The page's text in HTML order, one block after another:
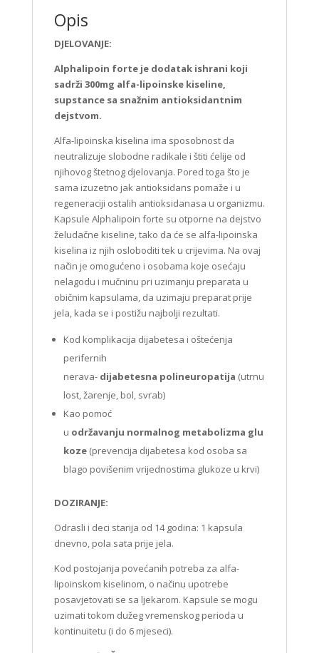
Opis
DJELOVANJE:
Alphalipoin forte je dodatak ishrani koji
sadrži 300mg alfa-lipoinske kiseline,
supstance sa snažnim antioksidantnim
dejstvom.
Alfa-lipoinska kiselina ima sposobnost da
neutralizuje slobodne radikale i štiti ćelije od
njihovog štetnog djelovanja. Pored toga što je
sama izuzetno jak antioksidans pomaže i u
regeneraciji ostalih antioksidanasa u organizmu.
Kapsule Alphalipoin forte su otporne na dejstvo
želudačne kiseline, tako da će se alfa-lipoinska
kiselina iz njih osloboditi tek u crijevima. Na ovaj
način je omogućeno i osobama koje osećaju
nelagodu i mučninu pri uzimanju preparata u
običnim kapsulama, da uzimaju preparat prije
jela, kada se i postižu najbolji rezultati.
Kod komplikacija dijabetesa i oštećenja
perifernih
nerava- dijabetesna polineuropatija (utrnu
lost, žarenje, bol, svrab)
Kao pomoć
u održavanju normalnog metabolizma glu
koze(prevencija dijabetesa kod osoba sa
blago povišenim vrijednostima glukoze u krvi)
DOZIRANJE:
Odrasli i deci starija od 14 godina: 1 kapsula
dnevno, pola sata prije jela.
Kod postojanja povećanih potreba za alfa-
lipoinskom kiselinom, o načinu upotrebe
posavjetovati se sa ljekarom. Kapsule se mogu
uzimati tokom dužeg vremenskog perioda u
kontinuitetu (i do 6 mjeseci).